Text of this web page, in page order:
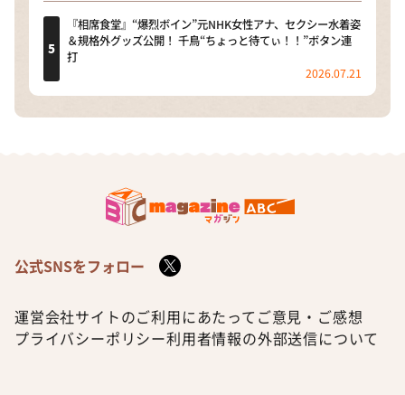
『相席食堂』“爆烈ボイン”元NHK女性アナ、セクシー水着姿
＆規格外グッズ公開！ 千鳥“ちょっと待てぃ！！”ボタン連
打
2026.07.21
公式SNSをフォロー
運営会社サイトのご利用にあたって ご意見・ご感想
プライバシーポリシー利用者情報の外部送信について